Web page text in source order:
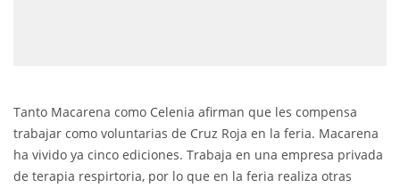
Tanto Macarena como Celenia afirman que les compensa
trabajar como voluntarias de Cruz Roja en la feria. Macarena
ha vivido ya cinco ediciones. Trabaja en una empresa privada
de terapia respirtoria, por lo que en la feria realiza otras